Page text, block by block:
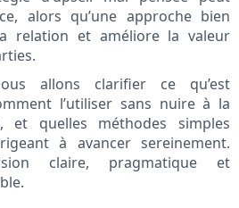
alors qu’une approche bien
relation et améliore la valeur
allons clarifier ce qu’est
l’utiliser sans nuire à la
et quelles méthodes simples
à avancer sereinement.
claire, pragmatique et